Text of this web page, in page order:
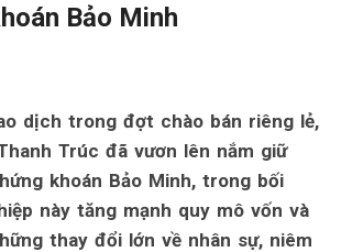
Bảo Minh
dịch trong đợt chào bán riêng lẻ,
Trúc đã vươn lên nắm giữ
khoán Bảo Minh, trong bối
này tăng mạnh quy mô vốn và
thay đổi lớn về nhân sự, niêm